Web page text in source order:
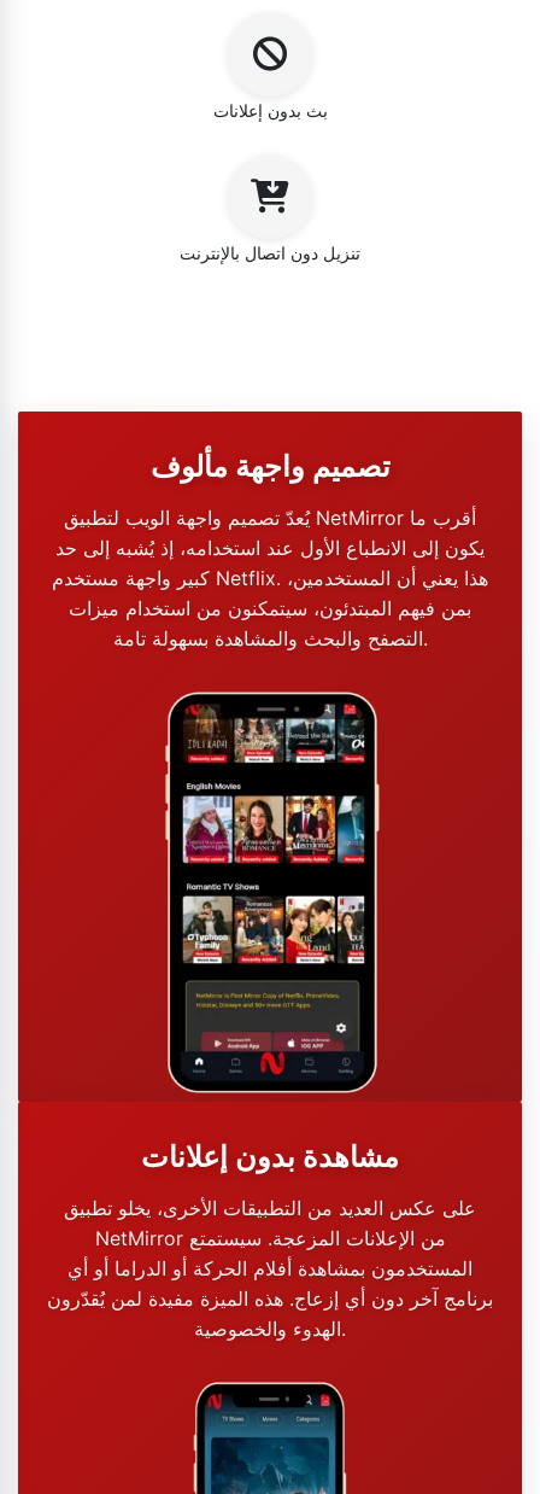
بث بدون إعلانات
تنزيل دون اتصال بالإنترنت
تصميم واجهة مألوف
يُعدّ تصميم واجهة الويب لتطبيق NetMirror أقرب ما
يكون إلى الانطباع الأول عند استخدامه، إذ يُشبه إلى حد
كبير واجهة مستخدم Netflix. هذا يعني أن المستخدمين،
بمن فيهم المبتدئون، سيتمكنون من استخدام ميزات
التصفح والبحث والمشاهدة بسهولة تامة.
مشاهدة بدون إعلانات
على عكس العديد من التطبيقات الأخرى، يخلو تطبيق
NetMirror من الإعلانات المزعجة. سيستمتع
المستخدمون بمشاهدة أفلام الحركة أو الدراما أو أي
برنامج آخر دون أي إزعاج. هذه الميزة مفيدة لمن يُقدّرون
الهدوء والخصوصية.